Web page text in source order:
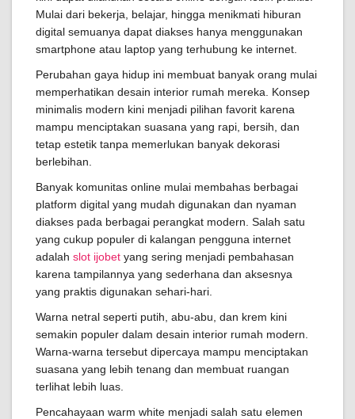
Mulai dari bekerja, belajar, hingga menikmati hiburan
digital semuanya dapat diakses hanya menggunakan
smartphone atau laptop yang terhubung ke internet.
Perubahan gaya hidup ini membuat banyak orang mulai
memperhatikan desain interior rumah mereka. Konsep
minimalis modern kini menjadi pilihan favorit karena
mampu menciptakan suasana yang rapi, bersih, dan
tetap estetik tanpa memerlukan banyak dekorasi
berlebihan.
Banyak komunitas online mulai membahas berbagai
platform digital yang mudah digunakan dan nyaman
diakses pada berbagai perangkat modern. Salah satu
yang cukup populer di kalangan pengguna internet
adalah slot ijobet yang sering menjadi pembahasan
karena tampilannya yang sederhana dan aksesnya
yang praktis digunakan sehari-hari.
Warna netral seperti putih, abu-abu, dan krem kini
semakin populer dalam desain interior rumah modern.
Warna-warna tersebut dipercaya mampu menciptakan
suasana yang lebih tenang dan membuat ruangan
terlihat lebih luas.
Pencahayaan warm white menjadi salah satu elemen